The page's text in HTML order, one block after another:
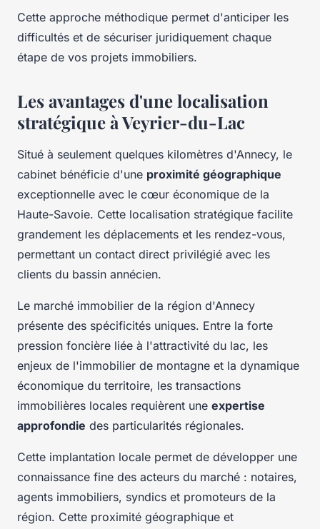
Cette approche méthodique permet d'anticiper les
difficultés et de sécuriser juridiquement chaque
étape de vos projets immobiliers.
Les avantages d'une localisation
stratégique à Veyrier-du-Lac
Situé à seulement quelques kilomètres d'Annecy, le
cabinet bénéficie d'une proximité géographique
exceptionnelle avec le cœur économique de la
Haute-Savoie. Cette localisation stratégique facilite
grandement les déplacements et les rendez-vous,
permettant un contact direct privilégié avec les
clients du bassin annécien.
Le marché immobilier de la région d'Annecy
présente des spécificités uniques. Entre la forte
pression foncière liée à l'attractivité du lac, les
enjeux de l'immobilier de montagne et la dynamique
économique du territoire, les transactions
immobilières locales requièrent une expertise
approfondie des particularités régionales.
Cette implantation locale permet de développer une
connaissance fine des acteurs du marché : notaires,
agents immobiliers, syndics et promoteurs de la
région. Cette proximité géographique et